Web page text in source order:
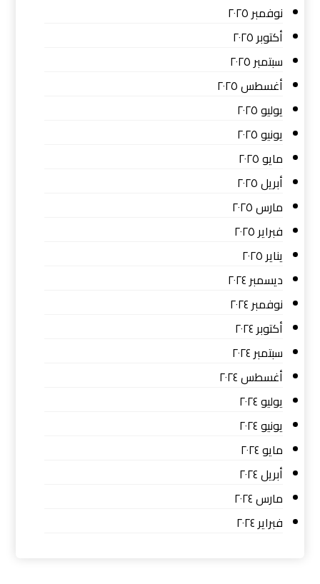
نوفمبر ٢٠٢٥
أكتوبر ٢٠٢٥
سبتمبر ٢٠٢٥
أغسطس ٢٠٢٥
يوليو ٢٠٢٥
يونيو ٢٠٢٥
مايو ٢٠٢٥
أبريل ٢٠٢٥
مارس ٢٠٢٥
فبراير ٢٠٢٥
يناير ٢٠٢٥
ديسمبر ٢٠٢٤
نوفمبر ٢٠٢٤
أكتوبر ٢٠٢٤
سبتمبر ٢٠٢٤
أغسطس ٢٠٢٤
يوليو ٢٠٢٤
يونيو ٢٠٢٤
مايو ٢٠٢٤
أبريل ٢٠٢٤
مارس ٢٠٢٤
فبراير ٢٠٢٤